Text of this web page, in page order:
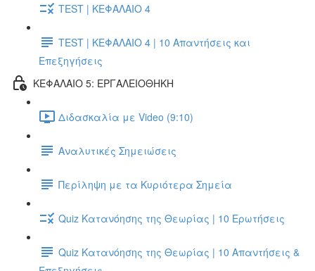
TEST | ΚΕΦΑΛΑΙΟ 4
TEST | ΚΕΦΑΛΑΙΟ 4 | 10 Απαντήσεις και
Επεξηγήσεις
ΚΕΦΑΛΑΙΟ 5: ΕΡΓΑΛΕΙΟΘΗΚΗ
Διδασκαλία με Video (9:10)
Αναλυτικές Σημειώσεις
Περίληψη με τα Κυριότερα Σημεία
Quiz Κατανόησης της Θεωρίας | 10 Ερωτήσεις
Quiz Κατανόησης της Θεωρίας | 10 Απαντήσεις &